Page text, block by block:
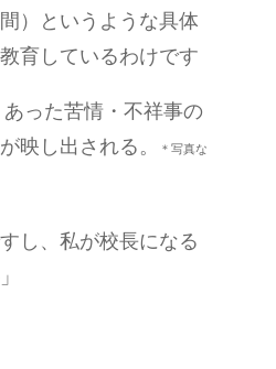
）というような具体
育しているわけです
った苦情・不祥事の
映し出される。
＊写真な
し、私が校長になる